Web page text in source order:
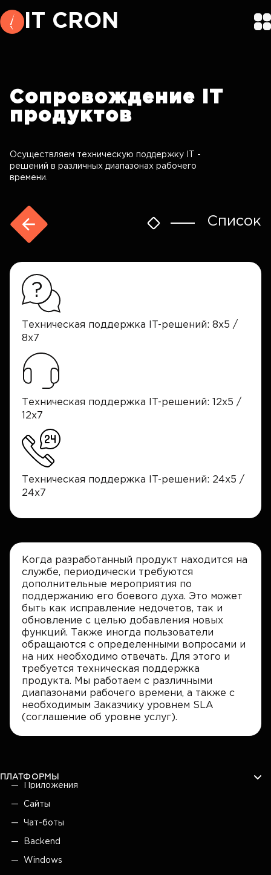
IT CRON
Сопровождение
IT
продуктов
Осуществляем техническую поддержку IT -
решений в различных диапазонах рабочего
времени.
Список
Техническая поддержка IT-решений: 8x5 /
8x7
Техническая поддержка IT-решений: 12x5 /
12x7
Техническая поддержка IT-решений: 24x5 /
24x7
Когда разработанный продукт находится на
службе, периодически требуются
дополнительные мероприятия по
поддержанию его боевого духа. Это может
быть как исправление недочетов, так и
обновление с целью добавления новых
функций. Также иногда пользователи
обращаются с определенными вопросами и
на них необходимо отвечать. Для этого и
требуется техническая поддержка
продукта. Мы работаем с различными
диапазонами рабочего времени, а также с
необходимым Заказчику уровнем SLA
(соглашение об уровне услуг).
ПЛАТФОРМЫ
Приложения
Сайты
Чат-боты
Backend
Windows